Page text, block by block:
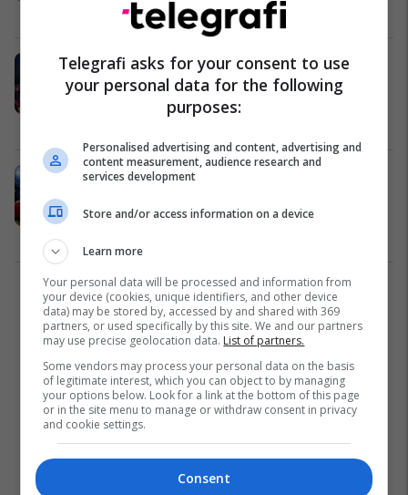
Premier League 10/04/2023
Ronaldo, Salah, Mane: 7 futbollistët
që duken në formën më të mirë
përpara edicionit 2022/2023
Pa Ronaldon, por me Gnabry dhe
dhe ai alternativë i Man Utd për
1
Telegrafi asks for your consent to use
your personal data for the following
purposes:
Personalised advertising and content, advertising and
content measurement, audience research and
services development
Store and/or access information on a device
Learn more
Your personal data will be processed and information from
your device (cookies, unique identifiers, and other device
data) may be stored by, accessed by and shared with 369
partners, or used specifically by this site. We and our partners
may use precise geolocation data. List of partners.
Some vendors may process your personal data on the basis
of legitimate interest, which you can object to by managing
your options below. Look for a link at the bottom of this page
or in the site menu to manage or withdraw consent in privacy
and cookie settings.
Consent